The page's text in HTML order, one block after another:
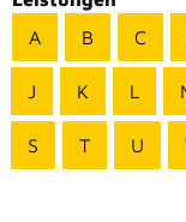
A
B C
J K L
S T U